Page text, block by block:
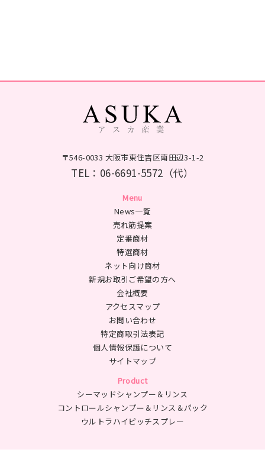
〒546-0033 大阪市東住吉区南田辺3-1-2
TEL： 06-6691-5572 （代）
Menu
News一覧
売れ筋提案
定番商材
特選商材
ネット向け商材
新規お取引ご希望の方へ
会社概要
アクセスマップ
お問い合わせ
特定商取引法表記
個人情報保護について
サイトマップ
Product
シーマッドシャンプー＆リンス
コントロールシャンプー＆リンス＆パック
ウルトラハイピッチスプレー